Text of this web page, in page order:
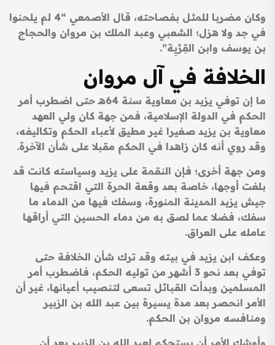
وكان مضربا للمثل بفصاحته، قال الأصمعي “4 لم يلحنوا
في جد ولا هزل؛ الشعبي وعبد الملك بن مروان والحجاج
بن يوسف وابن القِرِّيِة”.
الخلافة في آل مروان
ما إن توفي يزيد بن معاوية سنة 64هـ حتى اضطرب أمر
الحكم في الدولة الإسلامية، فمن جهة كان ولي العهد
معاوية بن يزيد صغيرا غير مطيق لأعباء الحكم وتكاليفه،
وقد روي أنه كان زاهدا في الحكم مقبلا على شأن الآخرة.
ومن جهة أخرى؛ فإن النقمة على يزيد وسياسته كانت قد
بلغت أوجها، خاصة بعد وقعة الحرة التي اقتحم فيها
جيش يزيد المدينة المنورة، وسفك فيها من الدماء ما
سفك، فضلا عما لصق به من دماء الحسين التي أراقها
عامله على العراق.
وعكف ابن يزيد في بيته وقد ترك شأن الخلافة حتى
توفي بعد نحو 3 أشهر من توليه الحكم، فاضطرب أمر
المسلمين وبدأت القبائل تسعى لتنصيب أعيانها، غير أن
الأمر انحصر بعد مدة يسيرة بين عبد الله بن الزبير
ومنافسه مروان بن الحكم.